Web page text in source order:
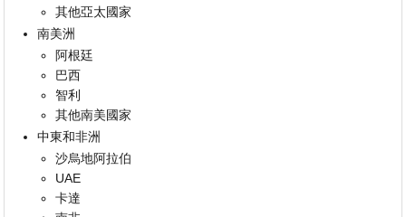
其他亞太國家
南美洲
阿根廷
巴西
智利
其他南美國家
中東和非洲
沙烏地阿拉伯
UAE
卡達